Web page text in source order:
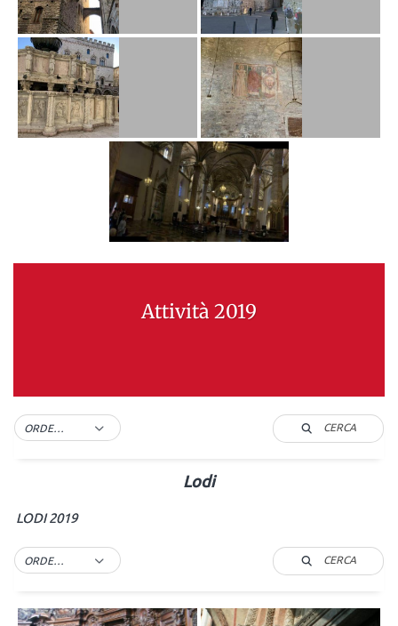
Attività 2019
ORDER BY DEFAULT CERCA
Lodi
LODI 2019
ORDER BY DEFAULT CERCA